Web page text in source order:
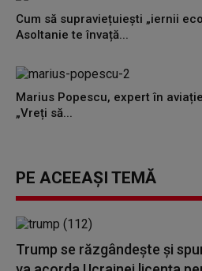
Cum să supraviețuiești „iernii
Asoltanie te învață...
Marius Popescu, expert în
„Vreți să...
PE ACEEAȘI TEMĂ
Trump se răzgândește și